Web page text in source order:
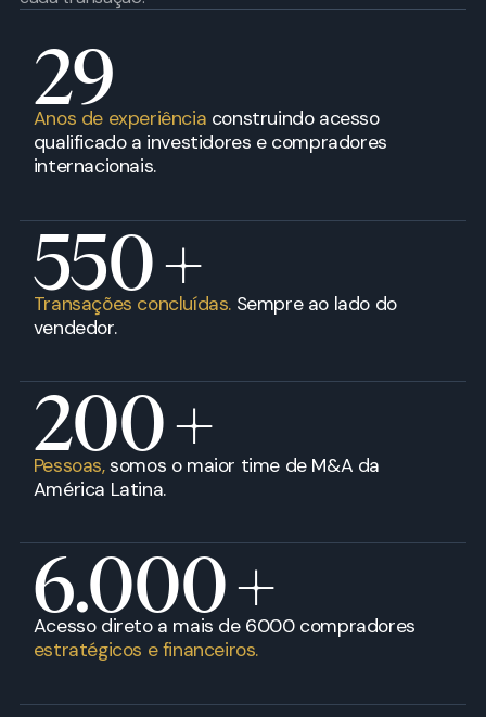
29
Anos de experiência construindo acesso
qualificado a investidores e compradores
internacionais.
550+
Transações concluídas. Sempre ao lado do
vendedor.
200+
Pessoas,somos o maior time de M&A da
América Latina.
6.000+
Acesso direto a mais de 6000 compradores
estratégicos e financeiros.